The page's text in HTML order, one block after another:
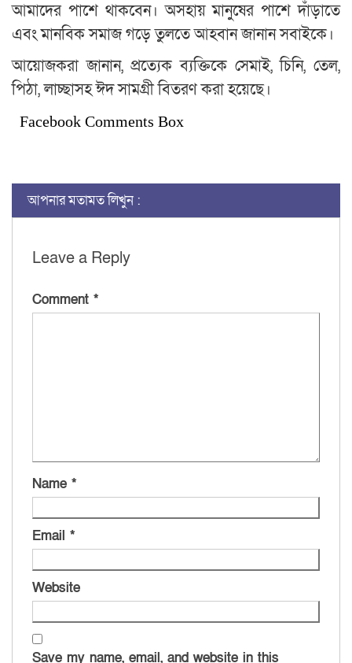
আমাদের পাশে থাকবেন। অসহায় মানুষের পাশে দাঁড়াতে
এবং মানবিক সমাজ গড়ে তুলতে আহবান জানান সবাইকে।
আয়োজকরা জানান, প্রত্যেক ব্যক্তিকে সেমাই, চিনি, তেল,
পিঠা, লাচ্ছাসহ ঈদ সামগ্রী বিতরণ করা হয়েছে।
Facebook Comments Box
আপনার মতামত লিখুন :
Leave a Reply
Comment *
Name *
Email *
Website
Save my name, email, and website in this